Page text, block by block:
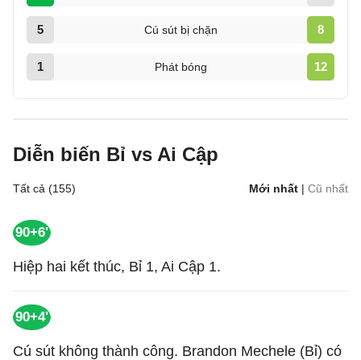
5 Cú sút bị chặn 8
1 Phát bóng 12
Diễn biến Bỉ vs Ai Cập
Tất cả (155) Mới nhất | Cũ nhất
90+6'
Hiệp hai kết thúc, Bỉ 1, Ai Cập 1.
90+4'
Cú sút không thành công. Brandon Mechele (Bỉ) có